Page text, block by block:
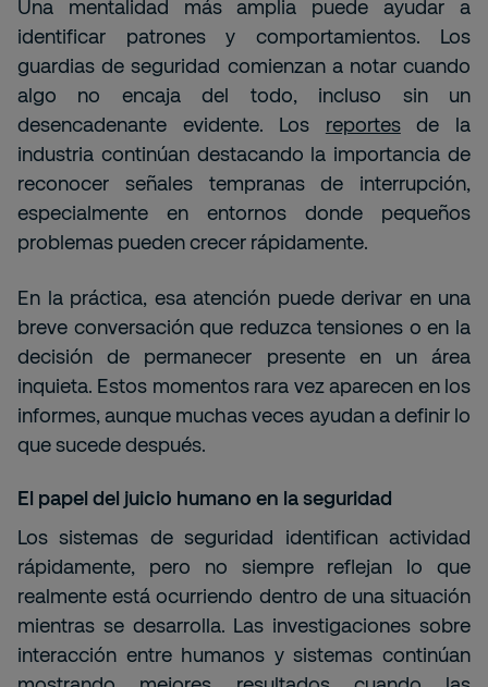
Una mentalidad más amplia puede ayudar a
identificar patrones y comportamientos. Los
guardias de seguridad comienzan a notar cuando
algo no encaja del todo, incluso sin un
desencadenante evidente. Los reportesde la
industria continúan destacando la importancia de
reconocer señales tempranas de interrupción,
especialmente en entornos donde pequeños
problemas pueden crecer rápidamente.
En la práctica, esa atención puede derivar en una
breve conversación que reduzca tensiones o en la
decisión de permanecer presente en un área
inquieta. Estos momentos rara vez aparecen en los
informes, aunque muchas veces ayudan a definir lo
que sucede después.
El papel del juicio humano en la seguridad
Los sistemas de seguridad identifican actividad
rápidamente, pero no siempre reflejan lo que
realmente está ocurriendo dentro de una situación
mientras se desarrolla. Las investigaciones sobre
interacción entre humanos y sistemas continúan